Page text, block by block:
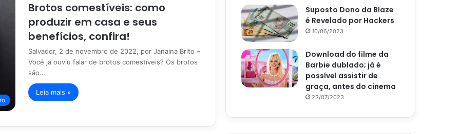
Brotos comestíveis: como
produzir em casa e seus
benefícios, confira!
Salvador, 2 de novembro de 2022, por Janaina Brito –
Você já ouviu falar de brotos comestíveis? Os brotos
são…
Leia mais »
Suposto Dono da Blaze
é Revelado por Hackers
10/06/2023
Download do filme da
Barbie dublado; já é
possível assistir de
graça, antes do cinema
23/07/2023